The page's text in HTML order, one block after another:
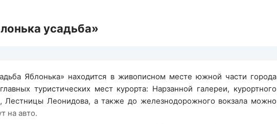
усадьба»
Яблонька» находится в живописном месте южной части города
туристических мест курорта: Нарзанной галереи, курортного
Лестницы Леонидова, а также до железнодорожного вокзала можно
на авто.